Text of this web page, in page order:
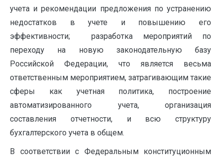
учета и рекомендации предложения по устранению
недостатков в учете и повышению его
эффективности; разработка мероприятий по
переходу на новую законодательную базу
Российской Федерации, что является весьма
ответственным мероприятием, затрагивающим такие
сферы как учетная политика, построение
автоматизированного учета, организация
составления отчетности, и всю структуру
бухгалтерского учета в общем.
В соответствии с Федеральным конституционным